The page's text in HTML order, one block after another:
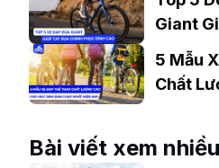
Giant
Chinh
5 Mẫu
Chất
Bài viết xem nhiều